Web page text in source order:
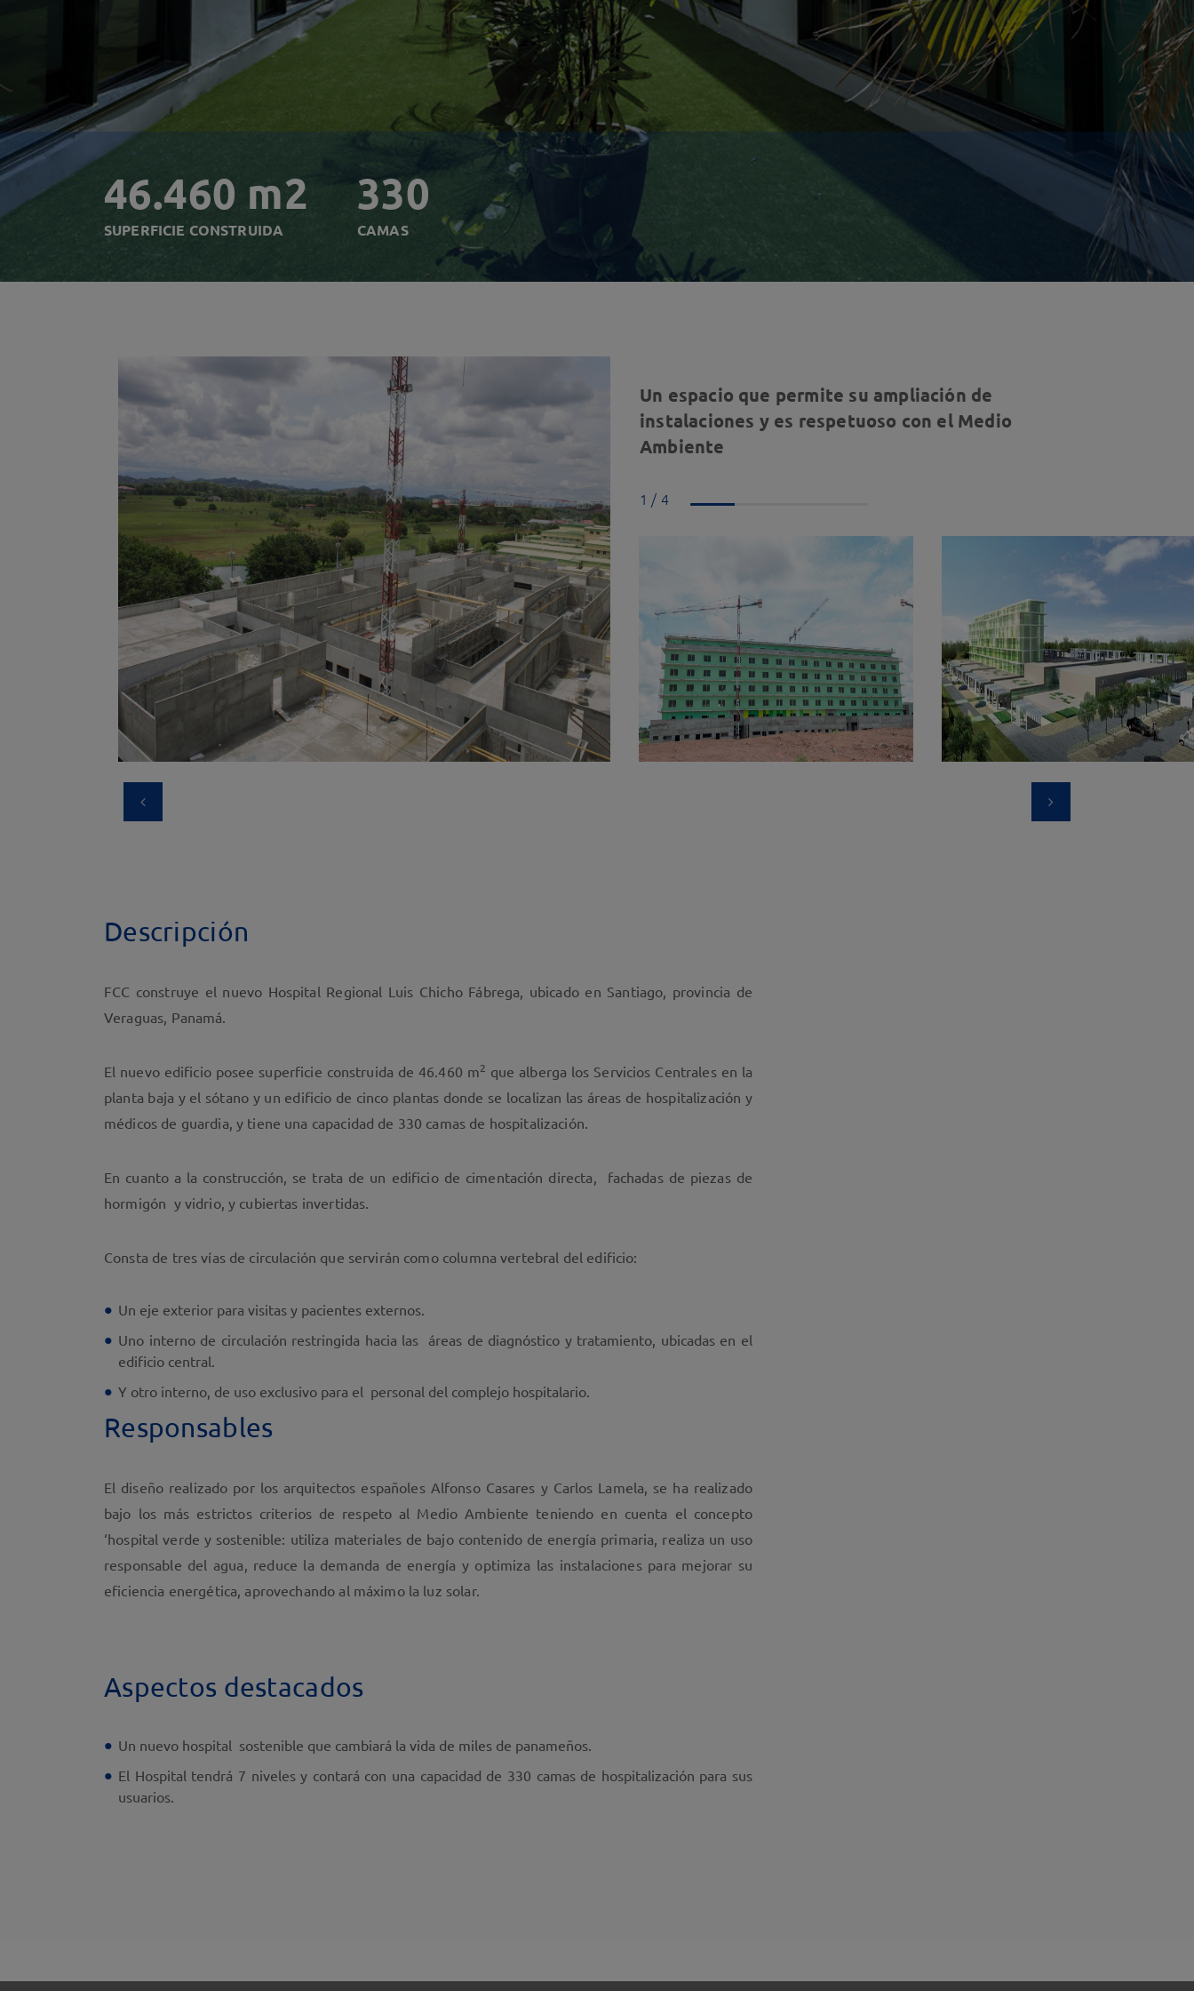
46.460 m2
SUPERFICIE CONSTRUIDA
330
CAMAS
Un espacio que permite su ampliación de
instalaciones y es respetuoso con el Medio
Ambiente
1 / 4
Descripción
FCC construye el nuevo Hospital Regional Luis Chicho Fábrega, ubicado en Santiago, provincia de
Veraguas, Panamá.
El nuevo edificio posee superficie construida de 46.460 m2 que alberga los Servicios Centrales en la
planta baja y el sótano y un edificio de cinco plantas donde se localizan las áreas de hospitalización y
médicos de guardia, y tiene una capacidad de 330 camas de hospitalización.
En cuanto a la construcción, se trata de un edificio de cimentación directa, fachadas de piezas de
hormigón y vidrio, y cubiertas invertidas.
Consta de tres vías de circulación que servirán como columna vertebral del edificio:
Un eje exterior para visitas y pacientes externos.
Uno interno de circulación restringida hacia las áreas de diagnóstico y tratamiento, ubicadas en el
edificio central.
Y otro interno, de uso exclusivo para el personal del complejo hospitalario.
Responsables
El diseño realizado por los arquitectos españoles Alfonso Casares y Carlos Lamela, se ha realizado
bajo los más estrictos criterios de respeto al Medio Ambiente teniendo en cuenta el concepto
‘hospital verde y sostenible: utiliza materiales de bajo contenido de energía primaria, realiza un uso
responsable del agua, reduce la demanda de energía y optimiza las instalaciones para mejorar su
eficiencia energética, aprovechando al máximo la luz solar.
Aspectos destacados
Un nuevo hospital sostenible que cambiará la vida de miles de panameños.
El Hospital tendrá 7 niveles y contará con una capacidad de 330 camas de hospitalización para sus
usuarios.